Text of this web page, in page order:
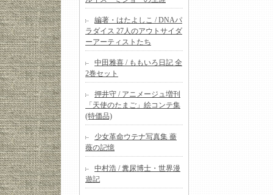
編著・はたよしこ / DNAパ
ラダイス 27人のアウトサイダ
ーアーティストたち
中田雅喜 / ももいろ日記 全
2巻セット
押井守 / アニメージュ増刊
「天使のたまご」絵コンテ集
(特価品)
少女革命ウテナ写真集 薔
薇の記憶
中村浩 / 糞尿博士・世界漫
遊記